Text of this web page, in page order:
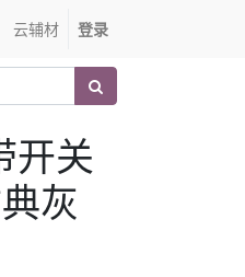
云辅材 登录
开关
灰